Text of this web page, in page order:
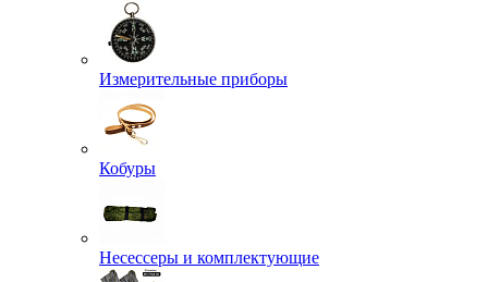
Измерительные приборы
Кобуры
Несессеры и комплектующие